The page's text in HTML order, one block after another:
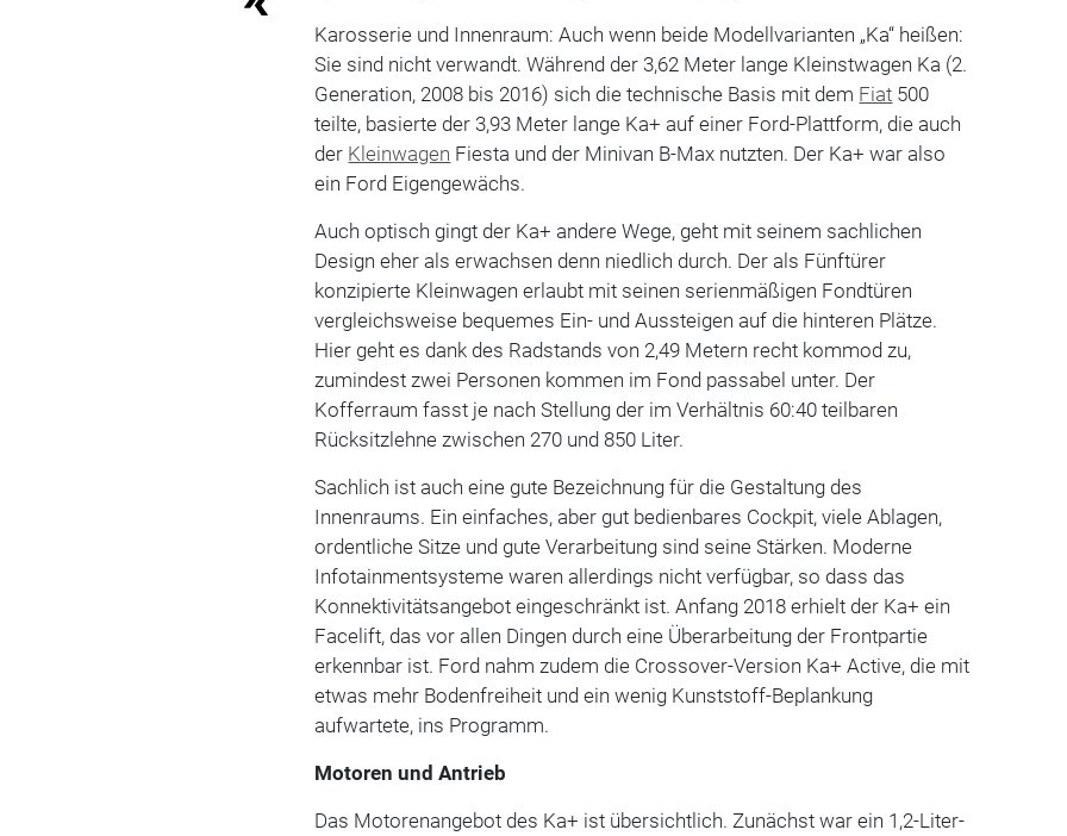
Karosserie und Innenraum: Auch wenn beide Modellvarianten „Ka“ heißen:
Sie sind nicht verwandt. Während der 3,62 Meter lange Kleinstwagen Ka (2.
Generation, 2008 bis 2016) sich die technische Basis mit dem Fiat 500
teilte, basierte der 3,93 Meter lange Ka+ auf einer Ford-Plattform, die auch
der Kleinwagen Fiesta und der Minivan B-Max nutzten. Der Ka+ war also
ein Ford Eigengewächs.
Auch optisch gingt der Ka+ andere Wege, geht mit seinem sachlichen
Design eher als erwachsen denn niedlich durch. Der als Fünftürer
konzipierte Kleinwagen erlaubt mit seinen serienmäßigen Fondtüren
vergleichsweise bequemes Ein- und Aussteigen auf die hinteren Plätze.
Hier geht es dank des Radstands von 2,49 Metern recht kommod zu,
zumindest zwei Personen kommen im Fond passabel unter. Der
Kofferraum fasst je nach Stellung der im Verhältnis 60:40 teilbaren
Rücksitzlehne zwischen 270 und 850 Liter.
Sachlich ist auch eine gute Bezeichnung für die Gestaltung des
Innenraums. Ein einfaches, aber gut bedienbares Cockpit, viele Ablagen,
ordentliche Sitze und gute Verarbeitung sind seine Stärken. Moderne
Infotainmentsysteme waren allerdings nicht verfügbar, so dass das
Konnektivitätsangebot eingeschränkt ist. Anfang 2018 erhielt der Ka+ ein
Facelift, das vor allen Dingen durch eine Überarbeitung der Frontpartie
erkennbar ist. Ford nahm zudem die Crossover-Version Ka+ Active, die mit
etwas mehr Bodenfreiheit und ein wenig Kunststoff-Beplankung
aufwartete, ins Programm.
Motoren und Antrieb
Das Motorenangebot des Ka+ ist übersichtlich. Zunächst war ein 1,2-Liter-